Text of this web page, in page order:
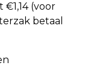
(voor
betaal